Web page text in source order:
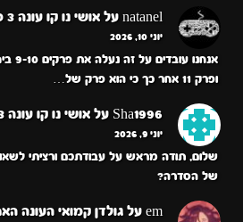
natanel על אושי נו קו עונה 3 פרק 8
יוני 10, 2026
ופרק 11 אחר כך כי הוא פרק של…
Sha1996 על אושי נו קו עונה 3 פרק 8
יוני 9, 2026
שלום, תודה מראש על עבודתכם ורציתי
של הסדרה?
em על